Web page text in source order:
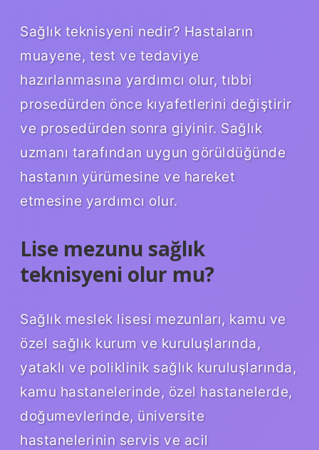
Sağlık teknisyeni nedir? Hastaların
muayene, test ve tedaviye
hazırlanmasına yardımcı olur, tıbbi
prosedürden önce kıyafetlerini değiştirir
ve prosedürden sonra giyinir. Sağlık
uzmanı tarafından uygun görüldüğünde
hastanın yürümesine ve hareket
etmesine yardımcı olur.
Lise mezunu sağlık
teknisyeni olur mu?
Sağlık meslek lisesi mezunları, kamu ve
özel sağlık kurum ve kuruluşlarında,
yataklı ve poliklinik sağlık kuruluşlarında,
kamu hastanelerinde, özel hastanelerde,
doğumevlerinde, üniversite
hastanelerinin servis ve acil